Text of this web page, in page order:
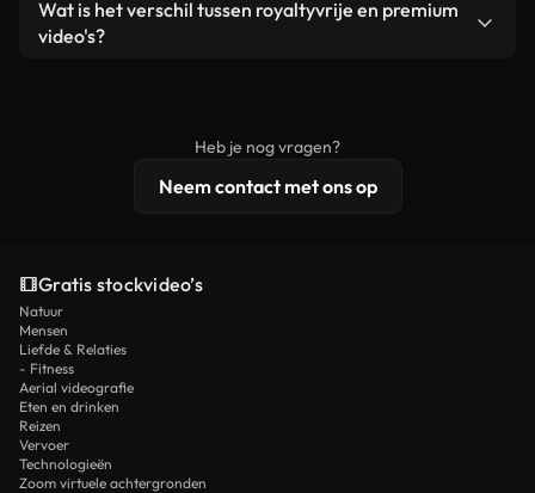
een losstaand product.
remixen. Zorg er wel voor dat het eindproduct
Wat is het verschil tussen royaltyvrije en premium
video's?
licentiebescherming omvat.
Heb je nog vragen?
Neem contact met ons op
Gratis stockvideo’s
Natuur
Mensen
Liefde & Relaties
- Fitness
Aerial videografie
Eten en drinken
Reizen
Vervoer
Technologieën
Zoom virtuele achtergronden